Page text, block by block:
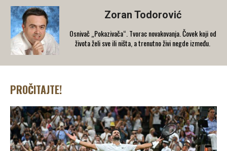
Zoran Todorović
Osnivač „Pokazivača“. Tvorac novakovanja. Čovek koji od
života želi sve ili ništa, a trenutno živi negde između.
PROČITAJTE!